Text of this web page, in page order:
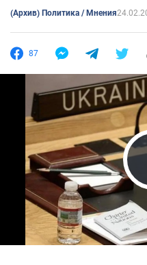
(Архив) Политика / Мнения
87